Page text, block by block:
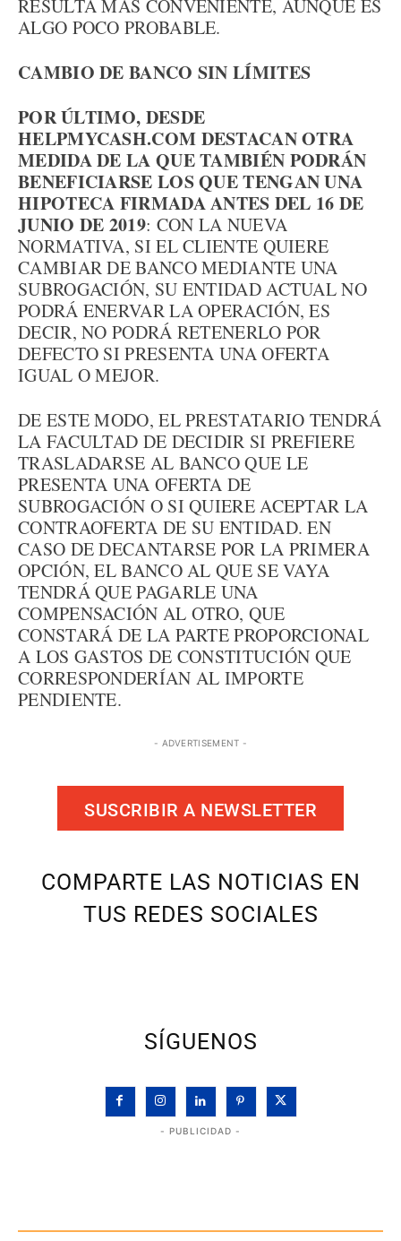
RESULTA MÁS CONVENIENTE, AUNQUE ES
ALGO POCO PROBABLE.
CAMBIO DE BANCO SIN LÍMITES
POR ÚLTIMO, DESDE
HELPMYCASH.COM DESTACAN OTRA
MEDIDA DE LA QUE TAMBIÉN PODRÁN
BENEFICIARSE LOS QUE TENGAN UNA
HIPOTECA FIRMADA ANTES DEL 16 DE
JUNIO DE 2019: CON LA NUEVA
NORMATIVA, SI EL CLIENTE QUIERE
CAMBIAR DE BANCO MEDIANTE UNA
SUBROGACIÓN, SU ENTIDAD ACTUAL NO
PODRÁ ENERVAR LA OPERACIÓN, ES
DECIR, NO PODRÁ RETENERLO POR
DEFECTO SI PRESENTA UNA OFERTA
IGUAL O MEJOR.
DE ESTE MODO, EL PRESTATARIO TENDRÁ
LA FACULTAD DE DECIDIR SI PREFIERE
TRASLADARSE AL BANCO QUE LE
PRESENTA UNA OFERTA DE
SUBROGACIÓN O SI QUIERE ACEPTAR LA
CONTRAOFERTA DE SU ENTIDAD. EN
CASO DE DECANTARSE POR LA PRIMERA
OPCIÓN, EL BANCO AL QUE SE VAYA
TENDRÁ QUE PAGARLE UNA
COMPENSACIÓN AL OTRO, QUE
CONSTARÁ DE LA PARTE PROPORCIONAL
A LOS GASTOS DE CONSTITUCIÓN QUE
CORRESPONDERÍAN AL IMPORTE
PENDIENTE.
- ADVERTISEMENT -
SUSCRIBIR A NEWSLETTER
COMPARTE LAS NOTICIAS EN
TUS REDES SOCIALES
SÍGUENOS
- PUBLICIDAD -